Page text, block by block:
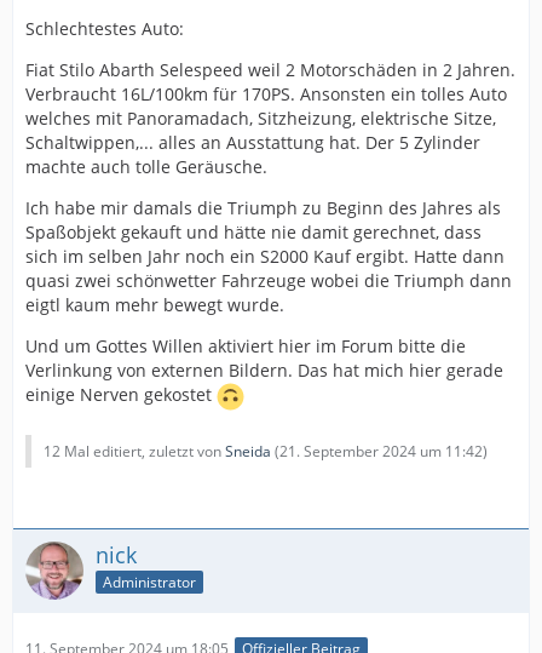
Schlechtestes Auto:
Fiat Stilo Abarth Selespeed weil 2 Motorschäden in 2 Jahren.
Verbraucht 16L/100km für 170PS. Ansonsten ein tolles Auto
welches mit Panoramadach, Sitzheizung, elektrische Sitze,
Schaltwippen,... alles an Ausstattung hat. Der 5 Zylinder
machte auch tolle Geräusche.
Ich habe mir damals die Triumph zu Beginn des Jahres als
Spaßobjekt gekauft und hätte nie damit gerechnet, dass
sich im selben Jahr noch ein S2000 Kauf ergibt. Hatte dann
quasi zwei schönwetter Fahrzeuge wobei die Triumph dann
eigtl kaum mehr bewegt wurde.
Und um Gottes Willen aktiviert hier im Forum bitte die
Verlinkung von externen Bildern. Das hat mich hier gerade
einige Nerven gekostet
12 Mal editiert, zuletzt vonSneida (21. September 2024 um 11:42)
nick
Administrator
11. September 2024 um 18:05 Offizieller Beitrag